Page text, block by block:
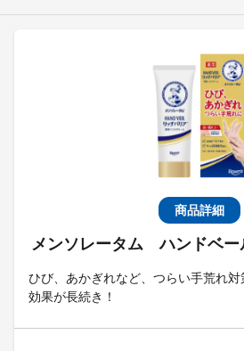
商品詳細
メンソレータム ハンドベ
ひび、あかぎれなど、つらい手荒れ対
効果が長続き！